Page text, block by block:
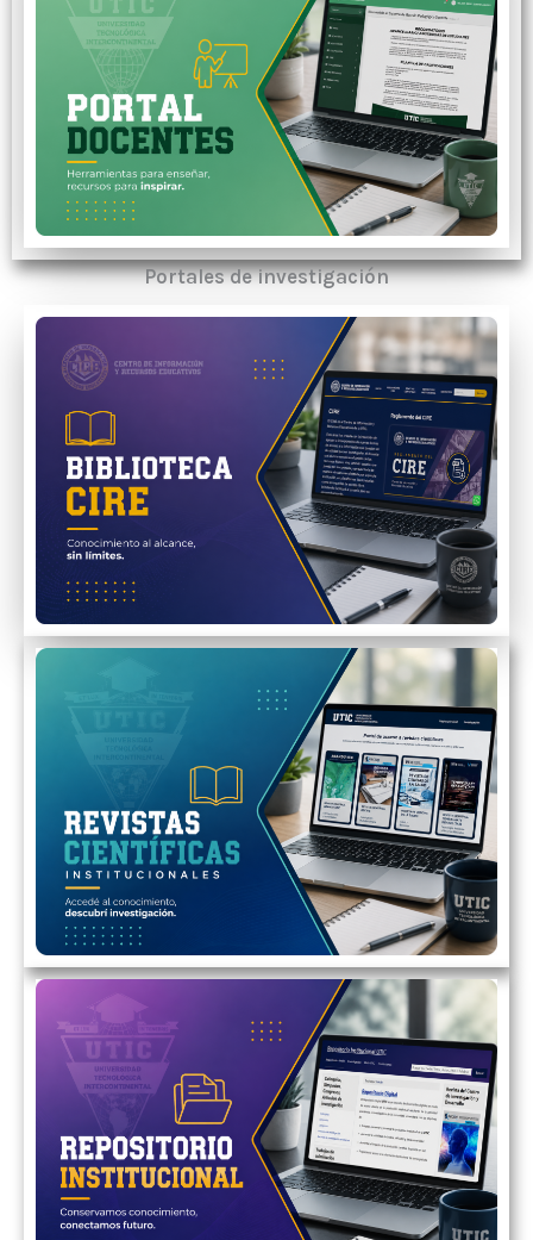
Portales de investigación